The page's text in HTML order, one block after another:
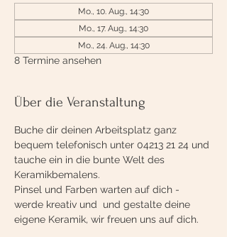
Mo., 10. Aug., 14:30
Mo., 17. Aug., 14:30
Mo., 24. Aug., 14:30
8 Termine ansehen
Über die Veranstaltung
Buche dir deinen Arbeitsplatz ganz
bequem telefonisch unter 04213 21 24 und
tauche ein in die bunte Welt des
Keramikbemalens.
Pinsel und Farben warten auf dich -
werde kreativ und  und gestalte deine
eigene Keramik, wir freuen uns auf dich.